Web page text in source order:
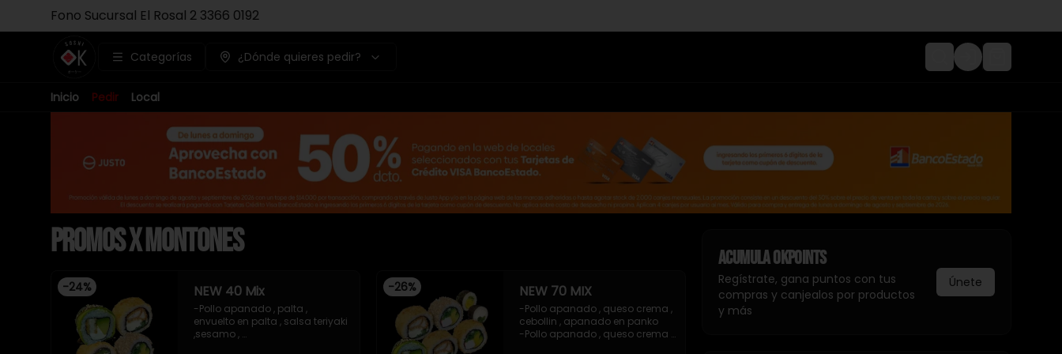
Fono Sucursal El Rosal 2 3366 0192
Categorías ¿Dónde quieres pedir? Login
Inicio Pedir Local
Promos x Montones
-24% NEW 40 Mix
-Pollo apanado , palta ,
envuelto en palta , salsa teriyaki
,sesamo ,
-26% NEW 70 MIX
-Pollo apanado , queso crema ,
cebollin , apanado en panko
-Pollo apanado , queso crema ,
AcumulaOkpoints
Regístrate, gana puntos con tus
compras y canjealos por productos
y más
Únete